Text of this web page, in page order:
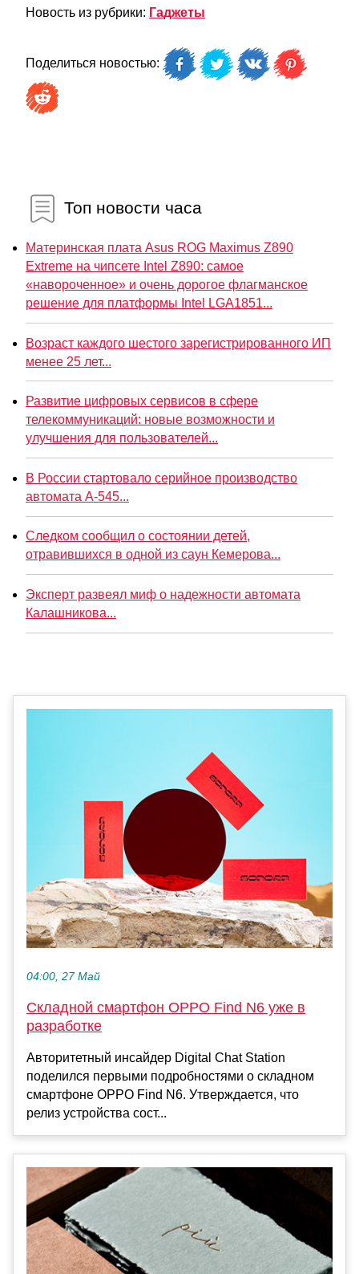
Новость из рубрики: Гаджеты
Поделиться новостью:
Топ новости часа
Материнская плата Asus ROG Maximus Z890
Extreme на чипсете Intel Z890: самое
«навороченное» и очень дорогое флагманское
решение для платформы Intel LGA1851...
Возраст каждого шестого зарегистрированного ИП
менее 25 лет...
Развитие цифровых сервисов в сфере
телекоммуникаций: новые возможности и
улучшения для пользователей...
В России стартовало серийное производство
автомата А-545...
Следком сообщил о состоянии детей,
отравившихся в одной из саун Кемерова...
Эксперт развеял миф о надежности автомата
Калашникова...
04:00, 27 Май
Складной смартфон OPPO Find N6 уже в
разработке
Авторитетный инсайдер Digital Chat Station
поделился первыми подробностями о складном
смартфоне OPPO Find N6. Утверждается, что
релиз устройства сост...